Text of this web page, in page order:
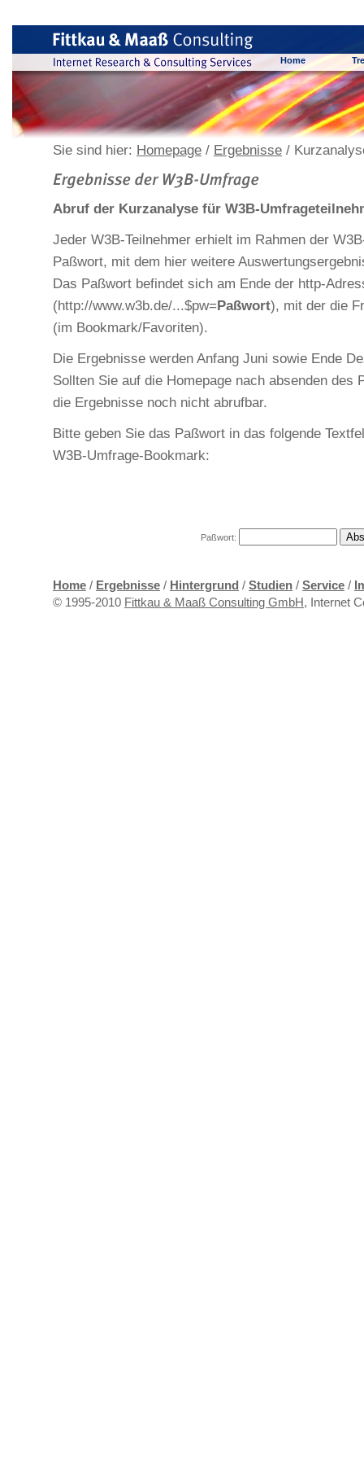
Home
Sie sind hier: Homepage / Ergebnisse /
Abruf der Kurzanalyse für W3B-
Jeder W3B-Teilnehmer erhielt im Rahmen der
Paßwort, mit dem hier weitere
Das Paßwort befindet sich am Ende der http-
(http://www.w3b.de/...$pw=Paßwort), mit der die
(im Bookmark/Favoriten).
Die Ergebnisse werden Anfang Juni sowie Ende
Sollten Sie auf die Homepage nach absenden des
die Ergebnisse noch nicht abrufbar.
Bitte geben Sie das Paßwort in das folgende
W3B-Umfrage-Bookmark:
Paßwort:
Home / Ergebnisse / Hintergrund / Studien / Service /
© 1995-2010 Fittkau & Maaß Consulting GmbH, Internet